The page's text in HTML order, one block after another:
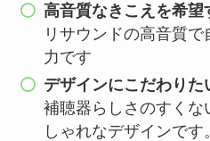
高音質なきこえを希望
リサウンドの高音質
力です
デザインにこだわりた
補聴器らしさのすく
しゃれなデザインです